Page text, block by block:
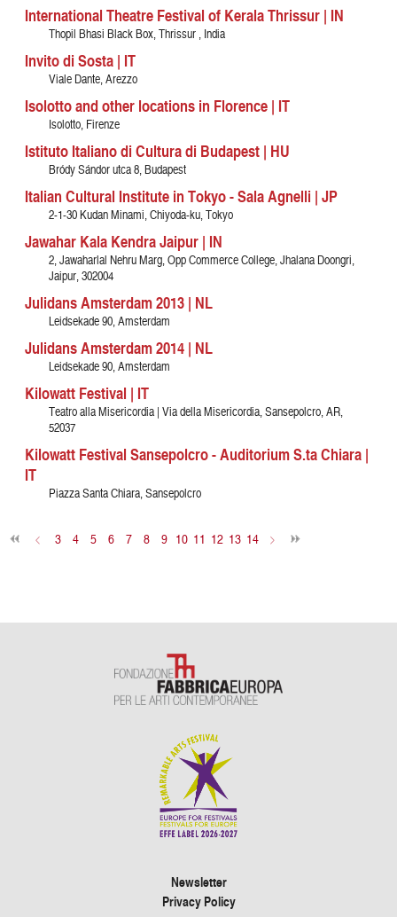
International Theatre Festival of Kerala Thrissur | IN
Thopil Bhasi Black Box, Thrissur , India
Invito di Sosta | IT
Viale Dante, Arezzo
Isolotto and other locations in Florence | IT
Isolotto, Firenze
Istituto Italiano di Cultura di Budapest | HU
Bródy Sándor utca 8, Budapest
Italian Cultural Institute in Tokyo - Sala Agnelli | JP
2-1-30 Kudan Minami, Chiyoda-ku, Tokyo
Jawahar Kala Kendra Jaipur | IN
2, Jawaharlal Nehru Marg, Opp Commerce College, Jhalana Doongri,
Jaipur, 302004
Julidans Amsterdam 2013 | NL
Leidsekade 90, Amsterdam
Julidans Amsterdam 2014 | NL
Leidsekade 90, Amsterdam
Kilowatt Festival | IT
Teatro alla Misericordia | Via della Misericordia, Sansepolcro, AR,
52037
Kilowatt Festival Sansepolcro - Auditorium S.ta Chiara |
IT
Piazza Santa Chiara, Sansepolcro
< 3 4 5 6 7 8 9 10 11 12 13 14 >
Newsletter
Privacy Policy